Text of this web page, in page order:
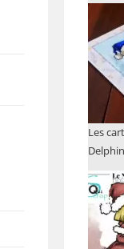
Les